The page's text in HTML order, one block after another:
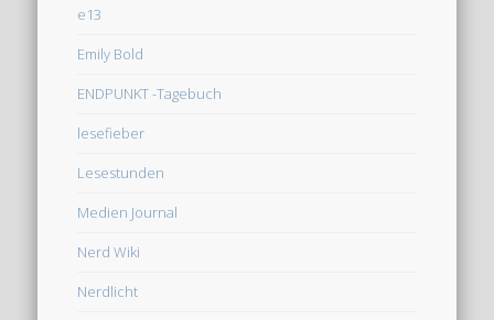
e13
Emily Bold
ENDPUNKT -Tagebuch
lesefieber
Lesestunden
Medien Journal
Nerd Wiki
Nerdlicht